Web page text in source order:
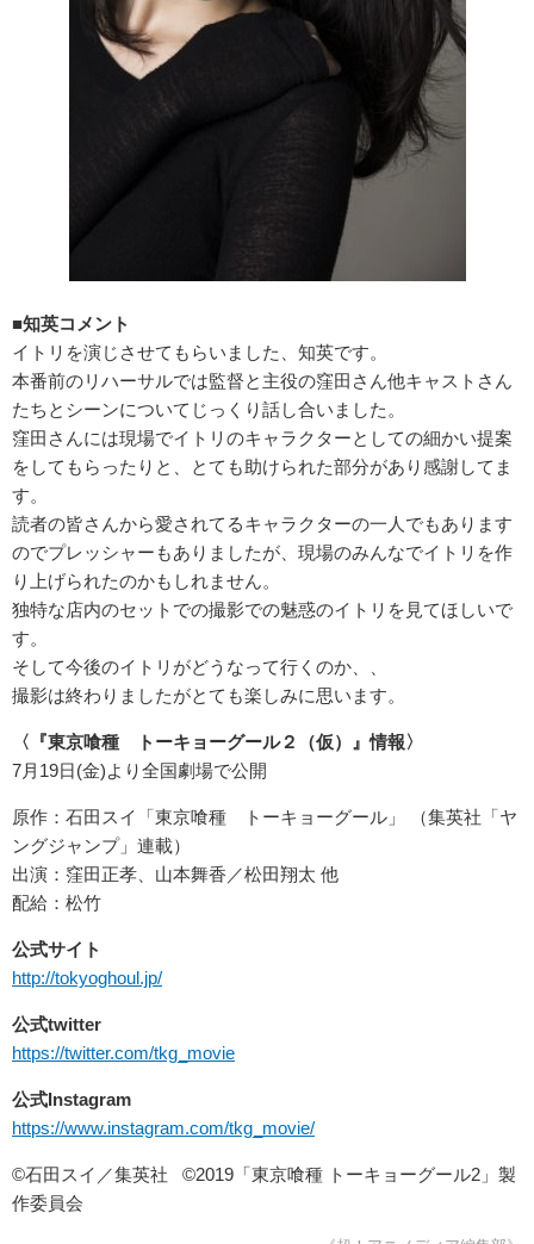
■知英コメント
イトリを演じさせてもらいました、知英です。
本番前のリハーサルでは監督と主役の窪田さん他キャストさん
たちとシーンについてじっくり話し合いました。
窪田さんには現場でイトリのキャラクターとしての細かい提案
をしてもらったりと、とても助けられた部分があり感謝してま
す。
読者の皆さんから愛されてるキャラクターの一人でもあります
のでプレッシャーもありましたが、現場のみんなでイトリを作
り上げられたのかもしれません。
独特な店内のセットでの撮影での魅惑のイトリを見てほしいで
す。
そして今後のイトリがどうなって行くのか、、
撮影は終わりましたがとても楽しみに思います。
〈『東京喰種 トーキョーグール２（仮）』情報〉
7月19日(金)より全国劇場で公開
原作：石田スイ「東京喰種 トーキョーグール」 （集英社「ヤ
ングジャンプ」連載）
出演：窪田正孝、山本舞香／松田翔太 他
配給：松竹
公式サイト
http://tokyoghoul.jp/
公式twitter
https://twitter.com/tkg_movie
公式Instagram
https://www.instagram.com/tkg_movie/
©石田スイ／集英社 ©2019「東京喰種 トーキョーグール2」製
作委員会